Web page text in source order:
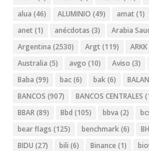
alua (46) ALUMINIO (49) amat (1)
anet (1) anécdotas (3) Arabia
Argentina (2530) Argt (119) ARKK
Australia (5) avgo (10) Aviso (3)
Baba (99) bac(6) bak(6)
BANCOS (907) BANCOS CENTRALES
BBAR(89) Bbd (105) bbva (2)
bear flags (125) benchmark(6)
BIDU (27) bili (6) Binance (1)